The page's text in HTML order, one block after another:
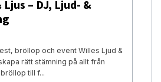
– DJ, Ljud- &
bröllop och event Willes Ljud &
rätt stämning på allt från
till f...